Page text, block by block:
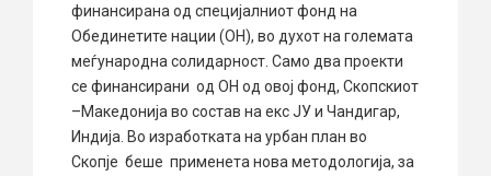
финансирана од специјалниот фонд на
Обединетите нации (ОН), во духот на големата
меѓународна солидарност. Само два проекти
се финансирани од ОН од овој фонд, Скопскиот
–Македонија во состав на екс ЈУ и Чандигар,
Индија. Во изработката на урбан план во
Скопје беше применета нова методологија, за